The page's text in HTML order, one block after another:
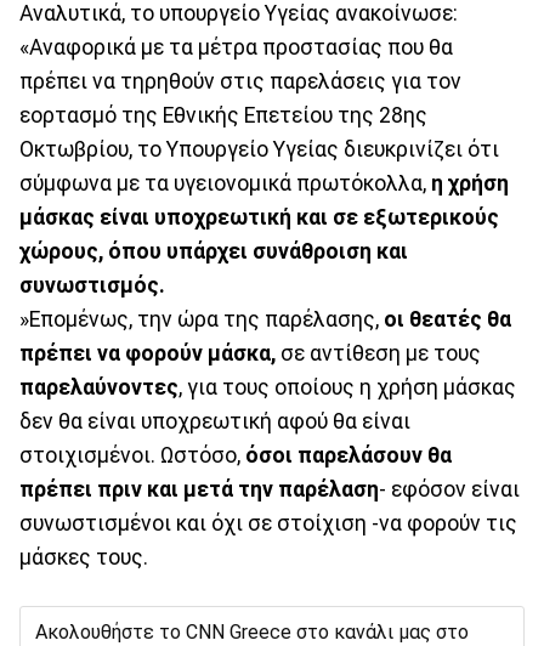
Αναλυτικά, το υπουργείο Υγείας ανακοίνωσε:
«Αναφορικά με τα μέτρα προστασίας που θα
πρέπει να τηρηθούν στις παρελάσεις για τον
εορτασμό της Εθνικής Επετείου της 28ης
Οκτωβρίου, το Υπουργείο Υγείας διευκρινίζει ότι
σύμφωνα με τα υγειονομικά πρωτόκολλα, η χρήση
μάσκας είναι υποχρεωτική και σε εξωτερικούς
χώρους, όπου υπάρχει συνάθροιση και
συνωστισμός.
»Επομένως, την ώρα της παρέλασης, οι θεατές θα
πρέπει να φορούν μάσκα, σε αντίθεση με τους
παρελαύνοντες, για τους οποίους η χρήση μάσκας
δεν θα είναι υποχρεωτική αφού θα είναι
στοιχισμένοι. Ωστόσο, όσοι παρελάσουν θα
πρέπει πριν και μετά την παρέλαση- εφόσον είναι
συνωστισμένοι και όχι σε στοίχιση -να φορούν τις
μάσκες τους.
Ακολουθήστε το CNN Greece στο κανάλι μας στο